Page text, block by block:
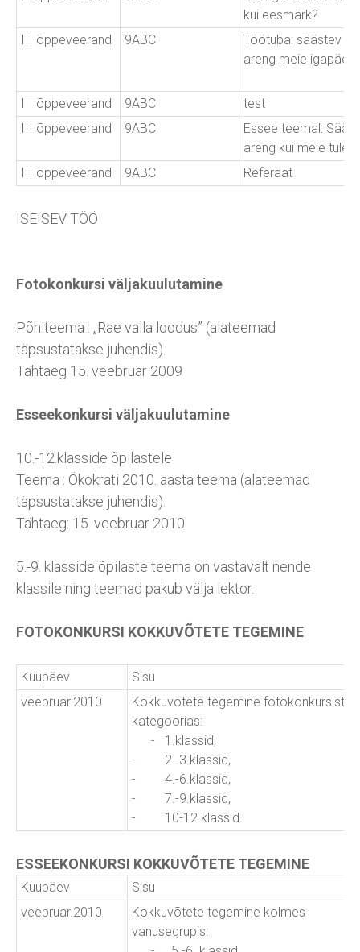
kui eesmärk?
III õppeveerand
9ABC
Töötuba: säästev
areng meie
III õppeveerand 9ABC
test
III õppeveerand
9ABC
Essee teemal:
areng kui meie
III õppeveerand
9ABC Referaat
ISEISEV TÖÖ
Fotokonkursi väljakuulutamine
Põhiteema : „Rae valla loodus” (alateemad
täpsustatakse juhendis).
Tähtaeg 15. veebruar 2009
Esseekonkursi väljakuulutamine
10.-12.klasside õpilastele
Teema : Ökokrati 2010. aasta teema (alateemad
täpsustatakse juhendis).
Tähtaeg: 15. veebruar 2010
5.-9. klasside õpilaste teema on vastavalt nende
klassile ning teemad pakub välja lektor.
FOTOKONKURSI KOKKUVÕTETE TEGEMINE
Kuupäev
Sisu
veebruar.2010
Kokkuvõtete tegemine fotokonkursist
kategoorias:
- 1.klassid,
- 2.-3.klassid,
- 4.-6.klassid,
- 7.-9.klassid,
- 10-12.klassid.
ESSEEKONKURSI KOKKUVÕTETE TEGEMINE
Kuupäev
Sisu
veebruar.2010
Kokkuvõtete tegemine kolmes
vanusegrupis: